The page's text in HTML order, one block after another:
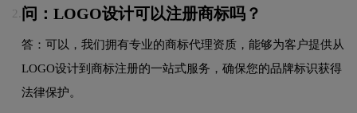
2. 问：LOGO设计可以注册商标吗？
答：可以，我们拥有专业的商标代理资质，能够为客户提供从
LOGO设计到商标注册的一站式服务，确保您的品牌标识获得
法律保护。